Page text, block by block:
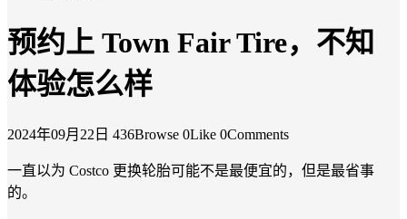
预约上 Town Fair Tire，不知
体验怎么样
2024年09月22日 436Browse 0Like 0Comments
一直以为 Costco 更换轮胎可能不是最便宜的，但是最省事
的。